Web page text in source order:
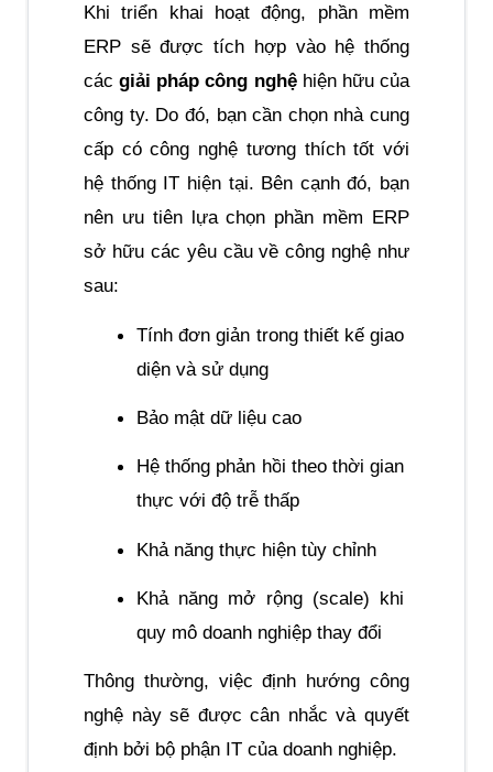
Khi triển khai hoạt động, phần mềm
ERP sẽ được tích hợp vào hệ thống
các giải pháp công nghệ hiện hữu của
công ty. Do đó, bạn cần chọn nhà cung
cấp có công nghệ tương thích tốt với
hệ thống IT hiện tại. Bên cạnh đó, bạn
nên ưu tiên lựa chọn phần mềm ERP
sở hữu các yêu cầu về công nghệ như
sau:
Tính đơn giản trong thiết kế giao
diện và sử dụng
Bảo mật dữ liệu cao
Hệ thống phản hồi theo thời gian
thực với độ trễ thấp
Khả năng thực hiện tùy chỉnh
Khả năng mở rộng (scale) khi
quy mô doanh nghiệp thay đổi
Thông thường, việc định hướng công
nghệ này sẽ được cân nhắc và quyết
định bởi bộ phận IT của doanh nghiệp.